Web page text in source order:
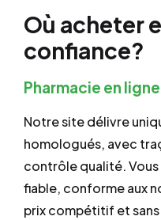
Où acheter
confiance?
Pharmacie en
Notre site délivre
homologués, avec
contrôle qualité.
fiable, conforme aux
prix compétitif et